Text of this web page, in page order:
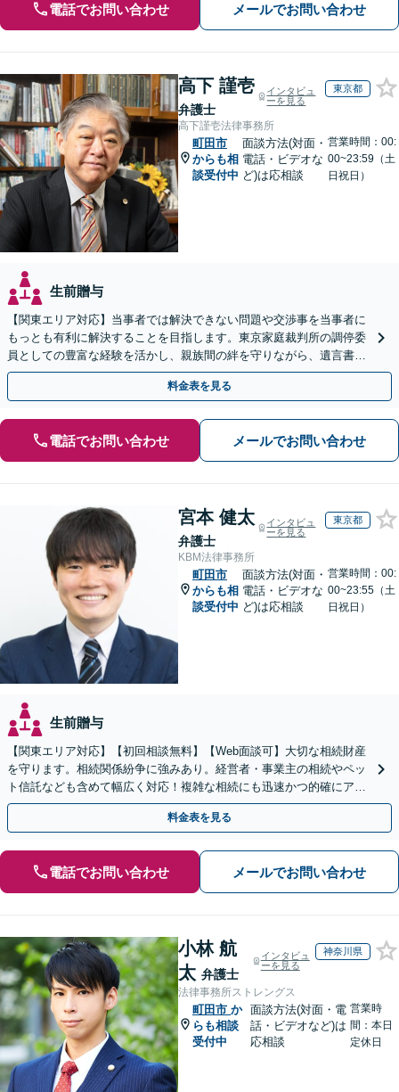
電話でお問い合わせ メールでお問い合わせ
高下 謹壱
弁護士
インタビュ
ーを見る
東京都
高下謹壱法律事務所
町田市
からも相
談受付中
面談方法(対面・
電話・ビデオな
ど)は応相談
営業時間：00:
00~23:59（土
日祝日）
生前贈与
【関東エリア対応】当事者では解決できない問題や交渉事を当事者に
もっとも有利に解決することを目指します。東京家庭裁判所の調停委
員としての豊富な経験を活かし、親族間の絆を守りながら、遺言書作
成から相続放棄まで相続問題を誠実にサポートいたします。
料金表を見る
電話でお問い合わせ メールでお問い合わせ
宮本 健太
弁護士
インタビュ
ーを見る
東京都
KBM法律事務所
町田市
からも相
談受付中
面談方法(対面・
電話・ビデオな
ど)は応相談
営業時間：00:
00~23:55（土
日祝日）
生前贈与
【関東エリア対応】【初回相談無料】【Web面談可】大切な相続財産
を守ります。相続関係紛争に強みあり。経営者・事業主の相続やペッ
ト信託なども含めて幅広く対応！複雑な相続にも迅速かつ的確にアド
バイスいたします。
料金表を見る
電話でお問い合わせ メールでお問い合わせ
小林 航
太 弁護士
インタビュ
ーを見る
神奈川県
法律事務所ストレングス
町田市 か
らも相談
受付中
面談方法(対面・電
話・ビデオなど)は
応相談
営業時
間：本日
定休日